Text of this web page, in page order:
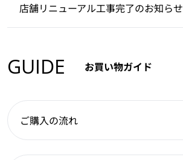
店舗リニューアル工事完了のお知らせ
GUIDE お買い物ガイド
ご購入の流れ